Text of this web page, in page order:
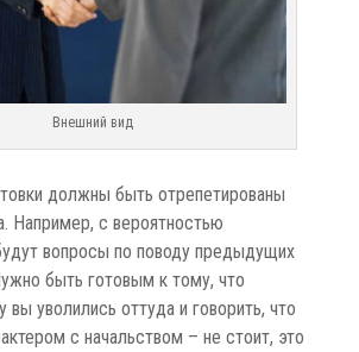
Внешний вид
должны быть отрепетированы
Например, с вероятностью
вопросы по поводу предыдущих
быть готовым к тому, что
вы уволились оттуда и говорить, что
с начальством – не стоит, это